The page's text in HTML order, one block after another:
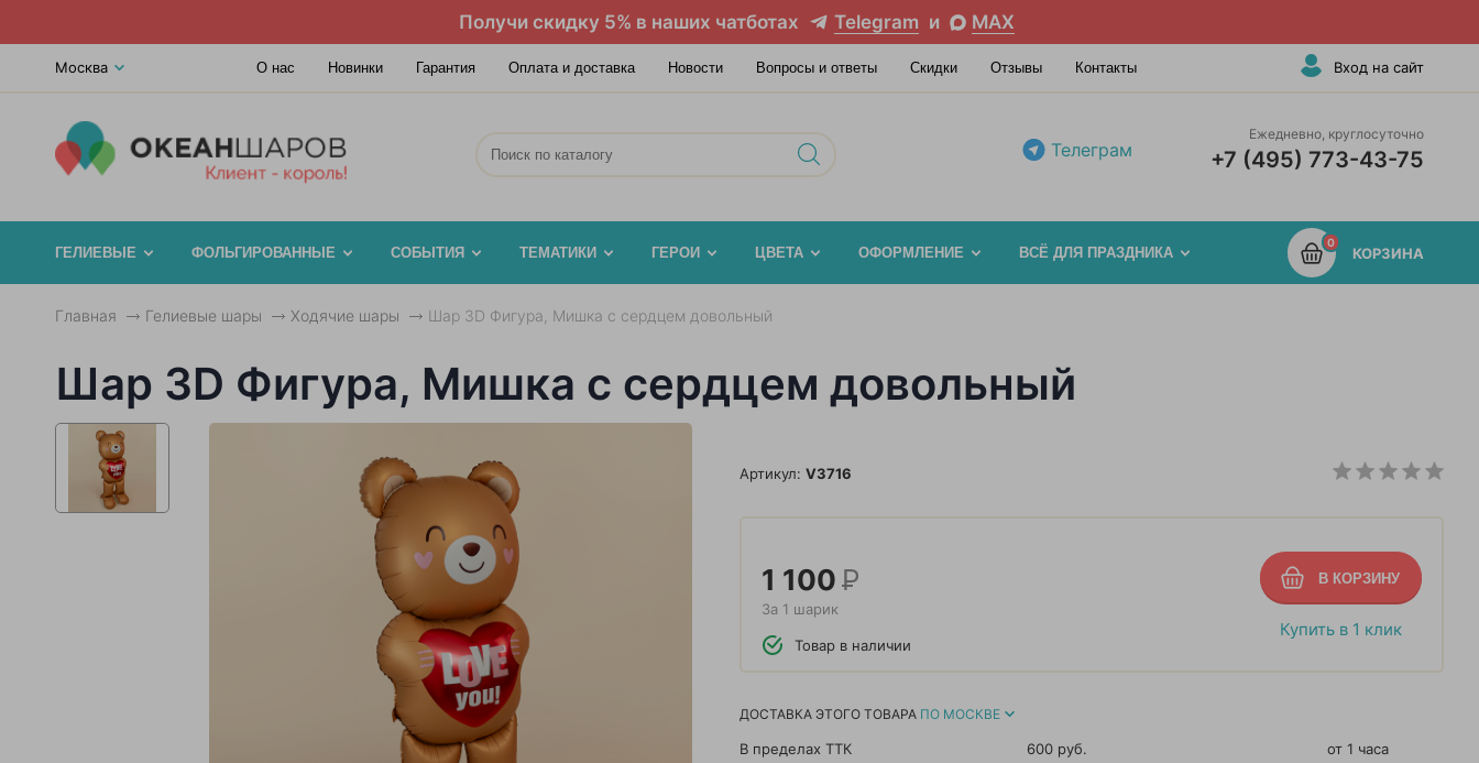
Получи скидку 5% в наших чатботах Telegram и MAX
Москва О нас Новинки Гарантия Оплата и доставка Новости Вопросы и ответы Скидки Отзывы Контакты Вход на сайт
Телеграм
Ежедневно, круглосуточно
+7 (495) 773-43-75
0
КОРЗИНА
ГЕЛИЕВЫЕ ФОЛЬГИРОВАННЫЕ СОБЫТИЯ ТЕМАТИКИ ГЕРОИ ЦВЕТА ОФОРМЛЕНИЕ ВСЁ ДЛЯ ПРАЗДНИКА
Главная Гелиевые шары Ходячие шары Шар 3D Фигура, Мишка с сердцем довольный
Шар 3D Фигура, Мишка с сердцем довольный
Артикул: V3716
Купить в 1 клик
1 100Р
За 1 шарик
Товар в наличии
ДОСТАВКА ЭТОГО ТОВАРА ПО МОСКВЕ
В пределах ТТК 600 руб.
от 1 часа